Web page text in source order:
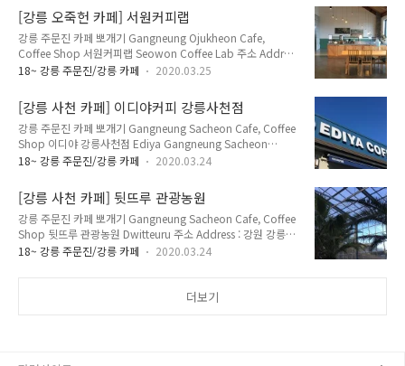
Gangwon-do 전화 Telephone : 033-655-0075 영업 시간
Opening Hours : 매일 Everyday 08:00~18:00 메뉴 및 가격
Menu with Prices : 아메리카노 Americano 4,500원 카페라떼
Cafe Latte 5,000원 카페모카 Cafe Mocha 5,000원 바닐라라
떼 Vanilla Latte 5,000원 아이스 Ice +500원 ..
[강릉 오죽헌 카페] 서원커피랩
강릉 주문진 카페 뽀개기 Gangneung Ojukheon Cafe,
Coffee Shop 서원커피랩 Seowon Coffee Lab 주소 Address
: 강원도 강릉시 죽헌길 167 (죽헌동 28-1) 167, Jukheon-gil,
1443 영업 시간 Opening Hours : 매일 Everyday
10:00~22:00 메뉴 및 가격 Menu with Prices : 아메리카노
Americano 4,000원 카페라떼 Cafe Latte 4,500원 카페모카
Cafe Mocha 5,000원 바닐라라떼 Vanilla Latte 4,800원 아이
스 Ice +500원 오죽헌 입구에 위치한 카페. 2층으로 되어있고
18~ 강릉 주문진/강릉 카페 2020.03.25
[강릉 사천 카페] 이디야커피 강릉사천점
강릉 주문진 카페 뽀개기 Gangneung Sacheon Cafe, Coffee
Shop 이디야 강릉사천점 Ediya Gangneung Sacheon
Branch 주소 Address : 강원도 강릉시 사천면 진리해변길 68-
Sacheon-myeon, Gangneung-si, Gangwon-do 전화
Telephone : 033-644-2531 영업 시간 Opening Hours : 매일
Everyday 09:00~21:00 메뉴 및 가격 Menu with Prices : 아
메리카노 Americano 3,200원 카페라떼 Cafe Latte 3,700원
카페모카 Cafe Mocha 3,900원 바닐라라떼 Vanilla Latte ..
18~ 강릉 주문진/강릉 카페 2020.03.24
[강릉 사천 카페] 뒷뜨루 관광농원
강릉 주문진 카페 뽀개기 Gangneung Sacheon Cafe, Coffee
Shop 뒷뜨루 관광농원 Dwitteuru 주소 Address : 강원 강릉시
사천면 청솔공원길 108 (석교리 399-1) 108,
Opening Hours : 매일 Everyday 10:00~18:00 매주 월요일
18~ 강릉 주문진/강릉 카페 2020.03.24
더보기